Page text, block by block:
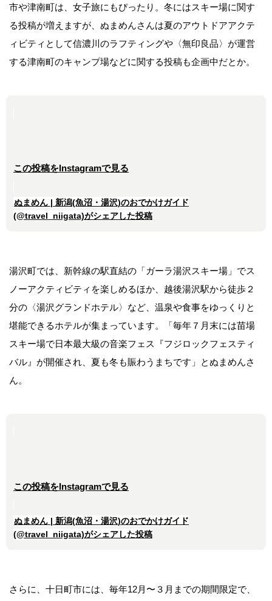
市や津南町は、女子旅にもぴったり。冬にはスキー場に関す
る投稿が増えますが、ぬまめんさんは夏のアウトドアアクテ
ィビティとして信濃川のラフティングや〈無印良品〉が運営
する津南町のキャンプ場などに関する投稿も企画中だとか。
この投稿をInstagramで見る
ぬまめん | 新潟(魚沼・湯沢)のおでかけガイド
(@travel_niigata)がシェアした投稿
湯沢町では、新幹線の駅直結の「ガーラ湯沢スキー場」でス
ノーアクティビティを楽しめるほか、越後湯沢駅から徒歩２
分の〈湯沢グランドホテル〉など、温泉や食事をゆっくりと
堪能できるホテルが集まっています。「毎年７月末には苗場
スキー場で日本最大級の音楽フェス『フジロックフェスティ
バル』が開催され、夏も冬も賑わうまちです」とぬまめんさ
ん。
この投稿をInstagramで見る
ぬまめん | 新潟(魚沼・湯沢)のおでかけガイド
(@travel_niigata)がシェアした投稿
さらに、十日町市には、毎年12月〜３月までの期間限定で、